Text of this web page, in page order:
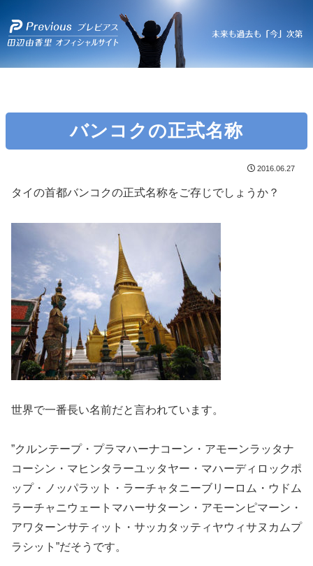
バンコクの正式名称
2016.06.27
タイの首都バンコクの正式名称をご存じでしょうか？
世界で一番長い名前だと言われています。
”クルンテープ・プラマハーナコーン・アモーンラッタナ
コーシン・マヒンタラーユッタヤー・マハーディロックポ
ップ・ノッパラット・ラーチャタニーブリーロム・ウドム
ラーチャニウェートマハーサターン・アモーンピマーン・
アワターンサティット・サッカタッティヤウィサヌカムプ
ラシット”だそうです。